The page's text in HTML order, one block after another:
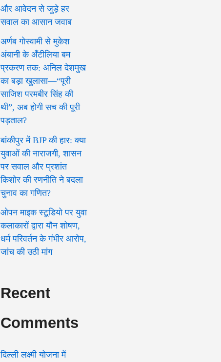
और आवेदन से जुड़े हर
सवाल का आसान जवाब
अर्णब गोस्वामी से मुकेश
अंबानी के अँटीलिया बम
प्रकरण तक: अनिल देशमुख
का बड़ा खुलासा—“पूरी
साजिश परमबीर सिंह की
थी”, अब होगी सच की पूरी
पड़ताल?
बांकीपुर में BJP की हार: क्या
युवाओं की नाराजगी, शासन
पर सवाल और प्रशांत
किशोर की रणनीति ने बदला
चुनाव का गणित?
ओपन माइक स्टूडियो पर युवा
कलाकारों द्वारा यौन शोषण,
धर्म परिवर्तन के गंभीर आरोप,
जांच की उठी मांग
Recent
Comments
दिल्ली लक्ष्मी योजना में